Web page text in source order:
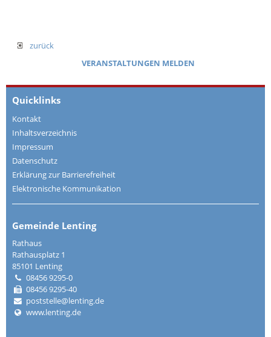
zurück
VERANSTALTUNGEN MELDEN
Quicklinks
Kontakt
Inhaltsverzeichnis
Impressum
Datenschutz
Erklärung zur Barrierefreiheit
Elektronische Kommunikation
Gemeinde Lenting
Rathaus
Rathausplatz 1
85101 Lenting
08456 9295-0
08456 9295-40
poststelle@lenting.de
www.lenting.de